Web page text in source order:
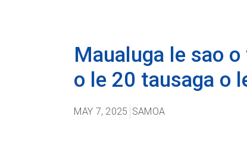
Maualuga le sao o
o le 20 tausaga o
MAY 7, 2025 SAMOA